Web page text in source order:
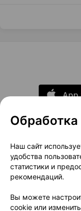
О
Размещение
Способы
Наш сайт
удобства
статистики и
рекомендаций.
Вы можете
cookie или